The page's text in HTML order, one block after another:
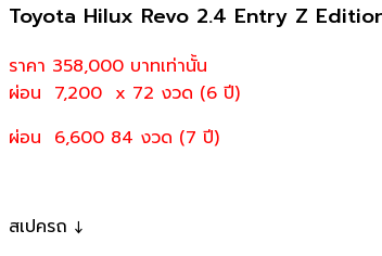
Toyota Hilux Revo 2.4 Entry Z
ราคา 358,000 บาทเท่านั้น
ผ่อน 7,200 x 72 งวด (6 ปี)
ผ่อน 6,600 84 งวด (7 ปี)
สเปครถ ↓